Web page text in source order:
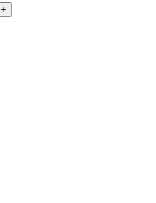
+